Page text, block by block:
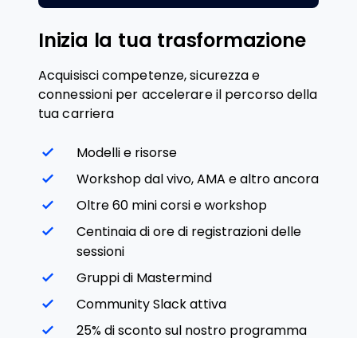
Inizia la tua trasformazione
Acquisisci competenze, sicurezza e
connessioni per accelerare il percorso della
tua carriera
Modelli e risorse
Workshop dal vivo, AMA e altro ancora
Oltre 60 mini corsi e workshop
Centinaia di ore di registrazioni delle
sessioni
Gruppi di Mastermind
Community Slack attiva
25% di sconto sul nostro programma